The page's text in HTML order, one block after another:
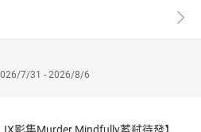
7/31 - 2026/8/6
影集Murder Mindfully蓄弒待發】